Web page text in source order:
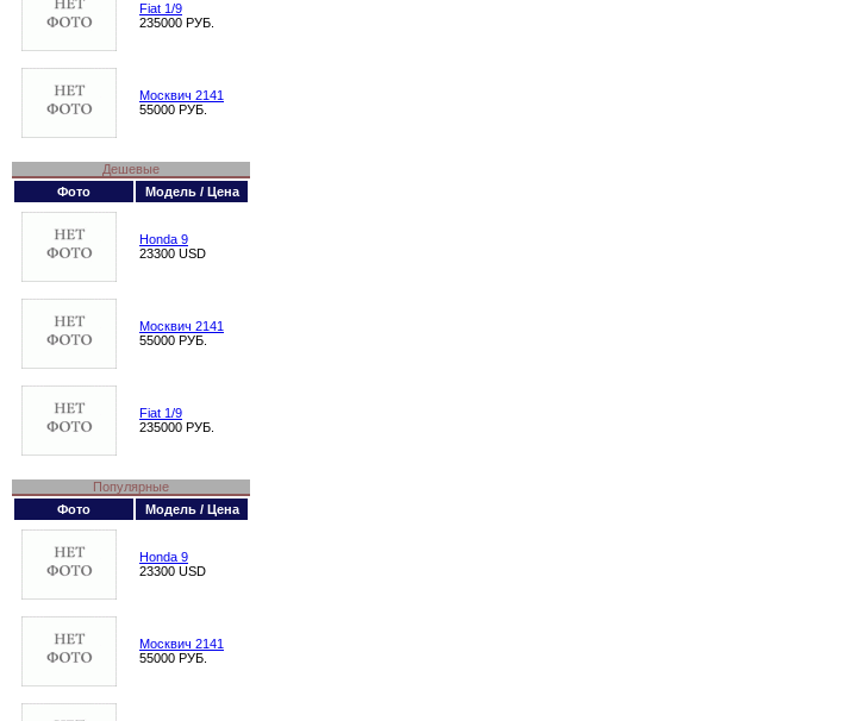
Fiat 1/9
235000 РУБ.
Москвич 2141
55000 РУБ.
Дешевые
Фото
Модель / Цена
Honda 9
23300 USD
Москвич 2141
55000 РУБ.
Fiat 1/9
235000 РУБ.
Популярные
Фото
Модель / Цена
Honda 9
23300 USD
Москвич 2141
55000 РУБ.